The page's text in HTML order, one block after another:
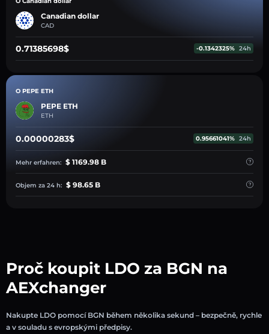
Canadian dollar
CAD
0.71385698$ -0.1342325% 24h
O PEPE ETH
PEPE ETH
ETH
0.00000283$ 0.95661041% 24h
Mehr erfahren: $ 1169.98 B
Objem za 24 h: $ 98.65 B
Proč koupit LDO za BGN na
AEXchanger
Nakupte LDO pomocí BGN během několika sekund – bezpečně, rychle
a v souladu s evropskými předpisy.